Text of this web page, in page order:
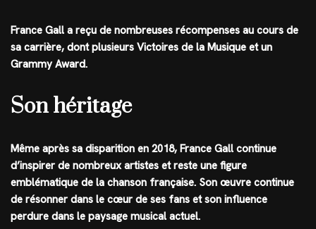
France Gall a reçu de nombreuses récompenses au cours de
sa carrière, dont plusieurs Victoires de la Musique et un
Grammy Award.
Son héritage
Même après sa disparition en 2018, France Gall continue
d’inspirer de nombreux artistes et reste une figure
emblématique de la chanson française. Son œuvre continue
de résonner dans le cœur de ses fans et son influence
perdure dans le paysage musical actuel.